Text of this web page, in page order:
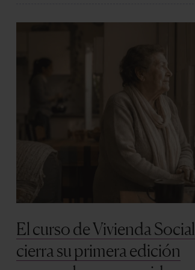
El curso de Vivienda Social
cierra su primera edición